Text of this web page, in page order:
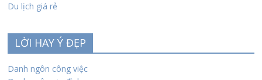
Du lịch giá rẻ
LỜI HAY Ý ĐẸP
Danh ngôn công việc